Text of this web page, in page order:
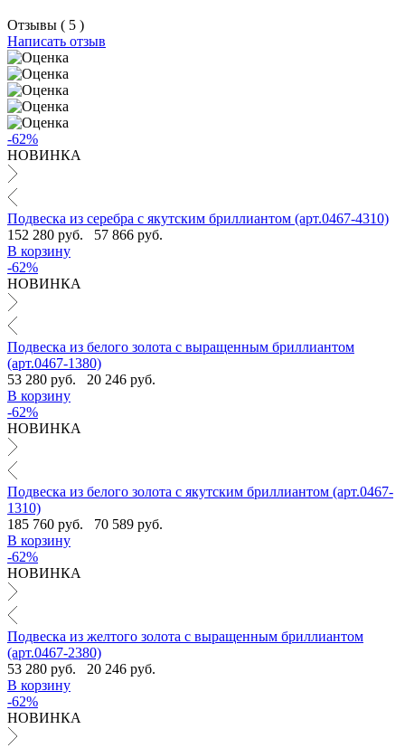
Отзывы ( 5 )
Написать отзыв
-62%
НОВИНКА
Подвеска из серебра с якутским бриллиантом (арт.0467-4310)
152 280 руб.
57 866 руб.
В корзину
-62%
НОВИНКА
Подвеска из белого золота с выращенным бриллиантом
(арт.0467-1380)
53 280 руб.
20 246 руб.
В корзину
-62%
НОВИНКА
Подвеска из белого золота с якутским бриллиантом (арт.0467-
1310)
185 760 руб.
70 589 руб.
В корзину
-62%
НОВИНКА
Подвеска из желтого золота с выращенным бриллиантом
(арт.0467-2380)
53 280 руб.
20 246 руб.
В корзину
-62%
НОВИНКА